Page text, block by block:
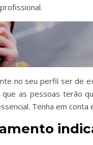
no seu perfil ser de
as pessoas terão
Tenha em conta